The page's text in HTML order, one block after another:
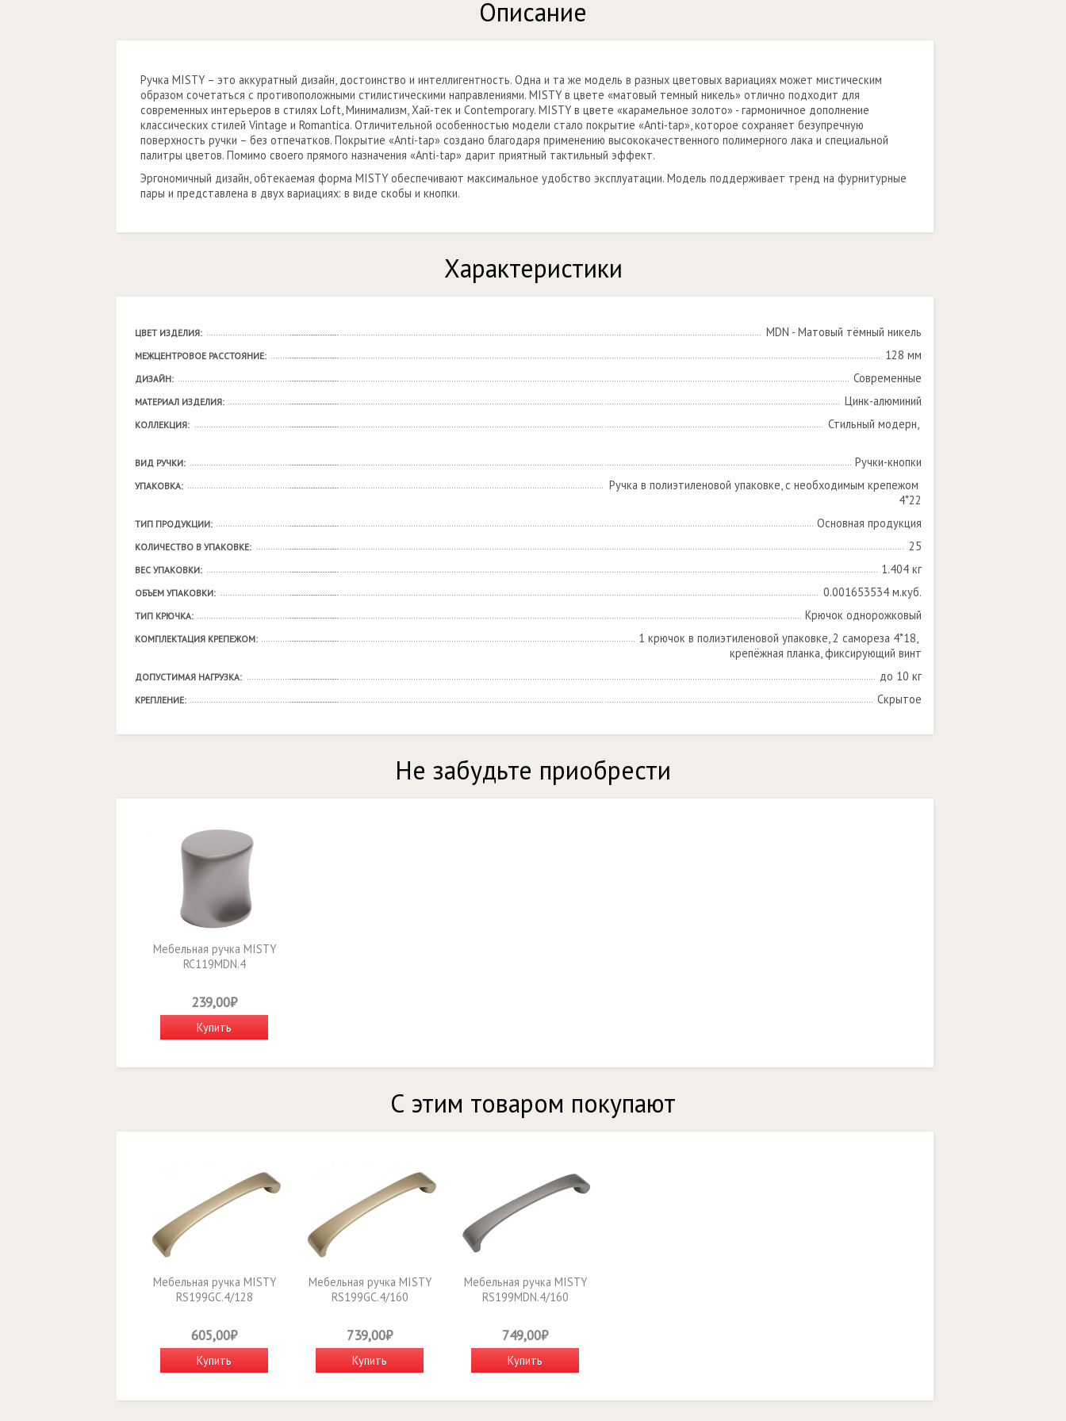
Описание
Ручка MISTY – это аккуратный дизайн, достоинство и интеллигентность. Одна и та же модель в разных цветовых вариациях может мистическим
образом сочетаться с противоположными стилистическими направлениями. MISTY в цвете «матовый темный никель» отлично подходит для
современных интерьеров в стилях Loft, Минимализм, Хай-тек и Сontemporary. MISTY в цвете «карамельное золото» - гармоничное дополнение
классических стилей Vintage и Romantica. Отличительной особенностью модели стало покрытие «Anti-tap», которое сохраняет безупречную
поверхность ручки – без отпечатков. Покрытие «Anti-tap» создано благодаря применению высококачественного полимерного лака и специальной
палитры цветов. Помимо своего прямого назначения «Anti-tap» дарит приятный тактильный эффект.
Эргономичный дизайн, обтекаемая форма MISTY обеспечивают максимальное удобство эксплуатации. Модель поддерживает тренд на фурнитурные
пары и представлена в двух вариациях: в виде скобы и кнопки.
Характеристики
ЦВЕТ ИЗДЕЛИЯ: MDN - Матовый тёмный никель
МЕЖЦЕНТРОВОЕ РАССТОЯНИЕ: 128 мм
ДИЗАЙН: Современные
МАТЕРИАЛ ИЗДЕЛИЯ: Цинк-алюминий
КОЛЛЕКЦИЯ: Стильный модерн,
ВИД РУЧКИ: Ручки-кнопки
УПАКОВКА:
Ручка в полиэтиленовой упаковке, с необходимым крепежом
4*22
ТИП ПРОДУКЦИИ: Основная продукция
КОЛИЧЕСТВО В УПАКОВКЕ: 25
ВЕС УПАКОВКИ: 1.404 кг
ОБЪЕМ УПАКОВКИ: 0.001653534 м.куб.
ТИП КРЮЧКА: Крючок однорожковый
КОМПЛЕКТАЦИЯ КРЕПЕЖОМ:
1 крючок в полиэтиленовой упаковке, 2 самореза 4*18,
крепёжная планка, фиксирующий винт
ДОПУСТИМАЯ НАГРУЗКА: до 10 кг
КРЕПЛЕНИЕ: Скрытое
Не забудьте приобрести
Мебельная ручка MISTY
RC119MDN.4
239,00₽
Купить
С этим товаром покупают
Мебельная ручка MISTY
RS199GC.4/128
605,00₽
Купить
Мебельная ручка MISTY
RS199GC.4/160
739,00₽
Купить
Мебельная ручка MISTY
RS199MDN.4/160
749,00₽
Купить